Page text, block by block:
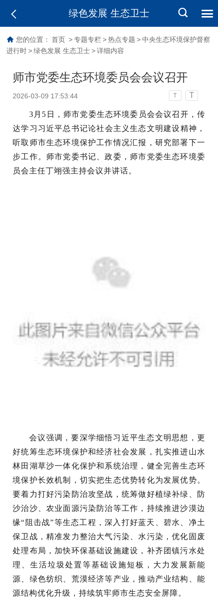
绿色发展 生态卫士
您的位置： 首页 > 专题专栏 > 热点专题 > 中央生态环境保护督察
进行时 > 绿色发展 生态卫士 > 详细内容
师市党委生态环境委员会会议召开
2026-03-09 17:53:44 T T
3月5日，师市党委生态环境委员会会议召开，传
达学习习近平总书记论社会主义生态文明建设精神 ，
听取师市生态环境保护工作情况汇报，研究部署下一
步工作。师市党委书记、政委，师市党委生态环境委
员会主任丁翊强主持会议并讲话。
会议强调，要深学细悟习近平生态文明思想，更
好统筹生态环境保护和经济社会发展，扎实推进山水
林田湖草沙一体化保护和系统治理，健全完善生态环
境保护长效机制，切实把生态优势转化为发展优势。
要着力打好污染防治攻坚战，统筹做好植绿补绿、防
沙治沙、农业面源污染防治等工作，持续推进沙漠边
缘“阻击战”等生态工程，深入打好蓝天、碧水、净土
保卫战，精准发力整治大气污染、水污染，优化固废
处理布局，加快环保基础设施建设，补齐团镇污水处
理、生活垃圾处置等基础设施短板，大力发展新能
源、绿色纺织、荒漠经济等产业，推动产业结构、能
源结构优化升级，持续筑牢师市生态安全屏障。